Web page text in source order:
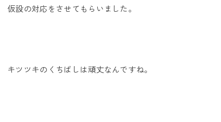
仮設の対応をさせてもらいました。
キツツキのくちばしは頑丈なんですね。